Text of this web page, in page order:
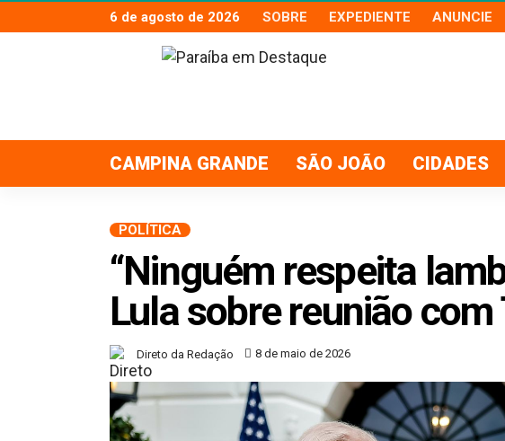
6 de agosto de 2026 SOBRE EXPEDIENTE ANUNCIE
CAMPINA GRANDE SÃO JOÃO CIDADES
POLÍTICA
“Ninguém respeita
Lula sobre reunião com
Direto da Redação 8 de maio de 2026